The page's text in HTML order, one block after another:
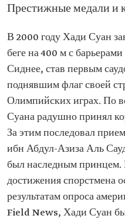
Престижные медали и
В 2000 году Хади Суан
беге на 400 м с
Сиднее, став первым
поднявшим флаг своей
Олимпийских играх. По
Суана радушно принял
За этим последовал
ибн Абдул-Азиза Аль
был наследным принцем.
достижения спорстмена
результатам опроса
Field News, Хади Суан